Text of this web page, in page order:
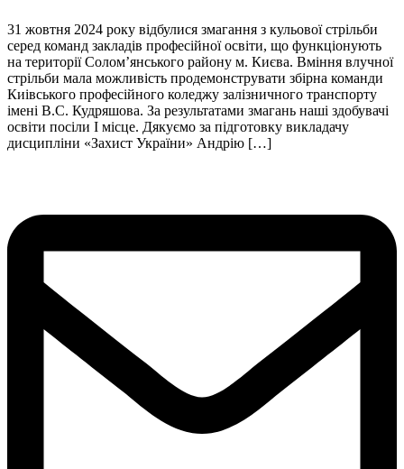
31 жовтня 2024 року відбулися змагання з кульової стрільби
серед команд закладів професійної освіти, що функціонують
на території Солом’янського району м. Києва. Вміння влучної
стрільби мала можливість продемонструвати збірна команди
Киівського професійного коледжу залізничного транспорту
імені В.С. Кудряшова. За результатами змагань наші здобувачі
освіти посіли І місце. Дякуємо за підготовку викладачу
дисципліни «Захист України» Андрію […]